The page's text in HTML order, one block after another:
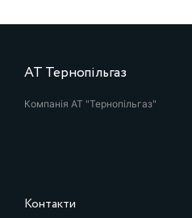
АТ Тернопільгаз
Компанія АТ "Тернопільгаз"
Контакти